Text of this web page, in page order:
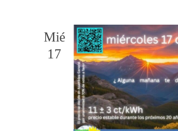
Mié
17